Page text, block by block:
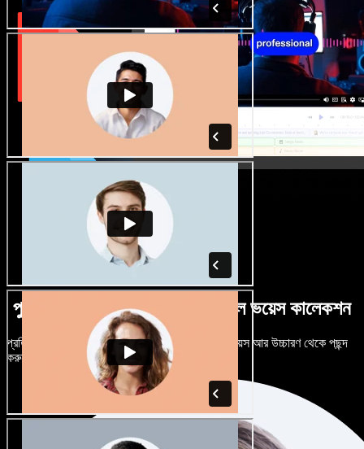
পুরুষ-নারী ভেদে নানান উচ্চারণে বিশাল ভয়েস কালেকশন
প্রতিটি প্রজেক্টকে আলাদা শোনাতে দিন। শত শত AI ভয়েস আর উচ্চারণ থেকে পছন্দ
করুন, নিজের মতো টিউন করুন।